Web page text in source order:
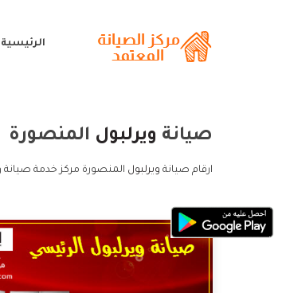
الرئيسية
صيانة ويرلبول المنصورة
ارقام صيانة ويرلبول المنصورة مركز خدمة صيانة